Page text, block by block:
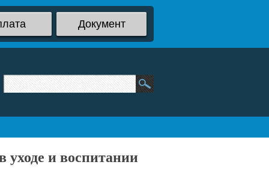
Документ
уходе и воспитании